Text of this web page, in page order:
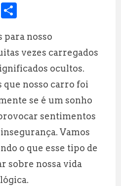
X
a
r
e
para nosso
vezes carregados
ocultos.
que nosso carro foi
se é um sonho
sentimentos
Vamos
o que esse tipo de
sobre nossa vida